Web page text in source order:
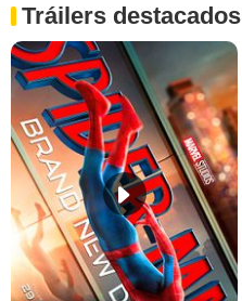
Tráilers destacados